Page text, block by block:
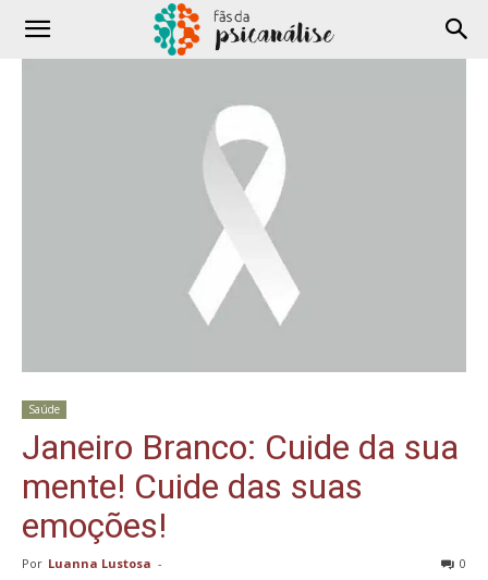
Saúde
Janeiro Branco: Cuide da sua
mente! Cuide das suas
emoções!
Por Luanna Lustosa - 0